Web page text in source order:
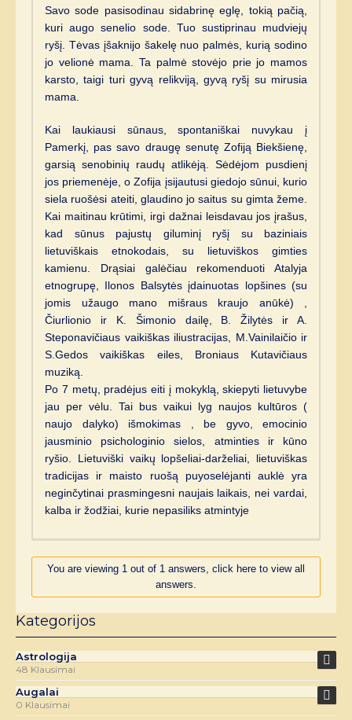
Savo sode pasisodinau sidabrinę eglę, tokią pačią,
kuri augo senelio sode. Tuo sustiprinau mudviejų
ryšį. Tėvas įšaknijo šakelę nuo palmės, kurią sodino
jo velionė mama. Ta palmė stovėjo prie jo mamos
karsto, taigi turi gyvą relikviją, gyvą ryšį su mirusia
mama.
Kai laukiausi sūnaus, spontaniškai nuvykau į
Pamerkį, pas savo draugę senutę Zofiją Biekšienę,
garsią senobinių raudų atlikėją. Sėdėjom pusdienį
jos priemenėje, o Zofija įsijautusi giedojo sūnui, kurio
siela ruošėsi ateiti, glaudino jo saitus su gimta žeme.
Kai maitinau krūtimi, irgi dažnai leisdavau jos įrašus,
kad sūnus pajustų giluminį ryšį su baziniais
lietuviškais etnokodais, su lietuviškos gimties
kamienu. Drąsiai galėčiau rekomenduoti Atalyja
etnogrupę, Ilonos Balsytės įdainuotas lopšines (su
jomis užaugo mano mišraus kraujo anūkė) ,
Čiurlionio ir K. Šimonio dailę, B. Žilytės ir A.
Steponavičiaus vaikiškas iliustracijas, M.Vainilaičio ir
S.Gedos vaikiškas eiles, Broniaus Kutavičiaus
muziką.
Po 7 metų, pradėjus eiti į mokyklą, skiepyti lietuvybe
jau per vėlu. Tai bus vaikui lyg naujos kultūros (
naujo dalyko) išmokimas , be gyvo, emocinio
jausminio psichologinio sielos, atminties ir kūno
ryšio. Lietuviški vaikų lopšeliai-darželiai, lietuviškas
tradicijas ir maisto ruošą puyoselėjanti auklė yra
neginčytinai prasmingesni naujais laikais, nei vardai,
kalba ir žodžiai, kurie nepasiliks atmintyje
You are viewing 1 out of 1 answers, click here to view all
answers.
Kategorijos
Astrologija
48 Klausimai
Augalai
0 Klausimai